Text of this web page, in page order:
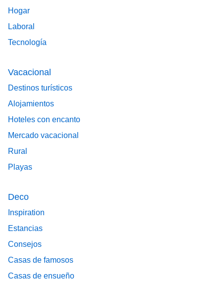
Hogar
Laboral
Tecnología
Vacacional
Destinos turísticos
Alojamientos
Hoteles con encanto
Mercado vacacional
Rural
Playas
Deco
Inspiration
Estancias
Consejos
Casas de famosos
Casas de ensueño